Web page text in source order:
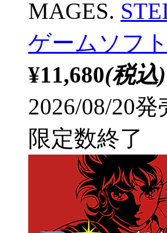
MAGES.
ゲームソフト
¥11,680(税込)
2026/08/20発
限定数終了